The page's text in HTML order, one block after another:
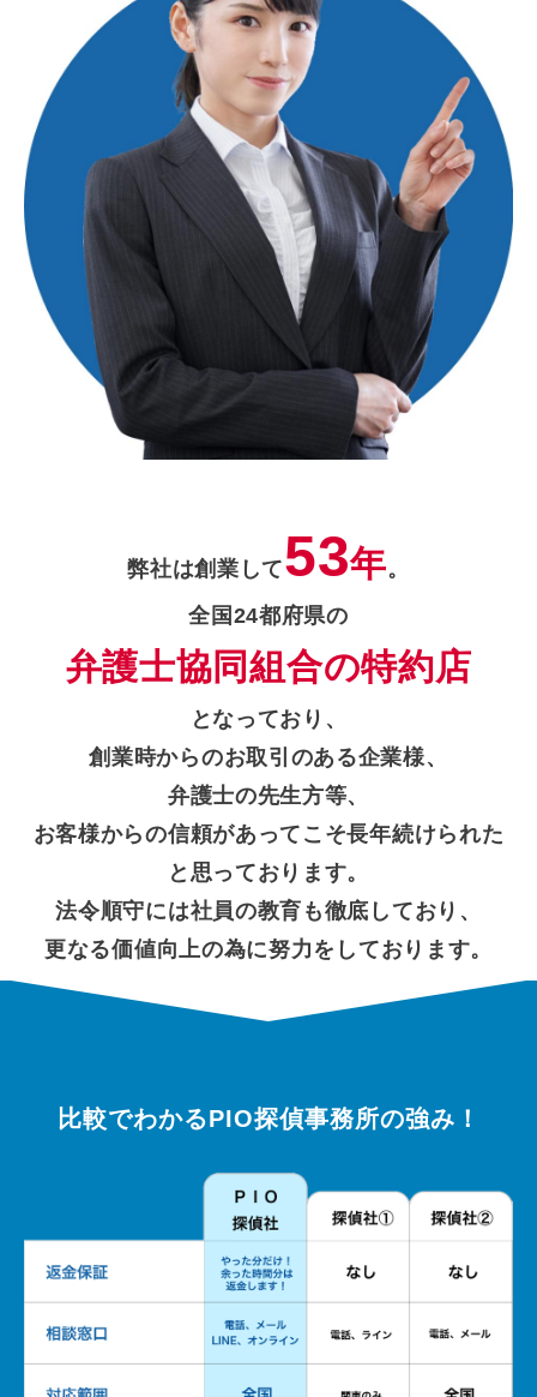
弊社は創業して53年。
全国24都府県の
弁護士協同組合の特約店
となっており、
創業時からのお取引のある企業様、
弁護士の先生方等、
お客様からの信頼があってこそ長年続けられた
と思っております。
法令順守には社員の教育も徹底しており、
更なる価値向上の為に努力をしております。
比較でわかるPIO探偵事務所の強み！